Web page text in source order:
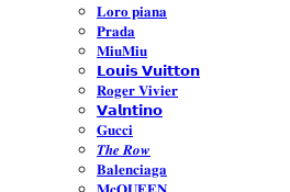
𝐋𝐨𝐫𝐨 𝐩𝐢𝐚𝐧𝐚
𝐏𝐫𝐚𝐝𝐚
𝐌𝐢𝐮𝐌𝐢𝐮
𝗟𝗼𝘂𝗶𝘀 𝗩𝘂𝗶𝘁𝘁𝗼𝗻
𝐑𝐨𝐠𝐞𝐫 𝐕𝐢𝐯𝐢𝐞𝐫
𝗩𝗮𝗹𝗻𝘁𝗶𝗻𝗼
𝐆𝐮𝐜𝐜𝐢
𝑻𝒉𝒆 𝑹𝒐𝒘
𝐁𝐚𝐥𝐞𝐧𝐜𝐢𝐚𝐠𝐚